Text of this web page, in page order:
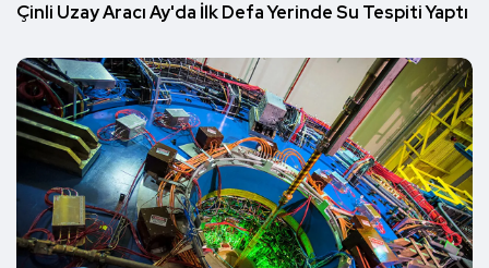
Çinli Uzay Aracı Ay'da İlk Defa Yerinde Su Tespiti Yaptı